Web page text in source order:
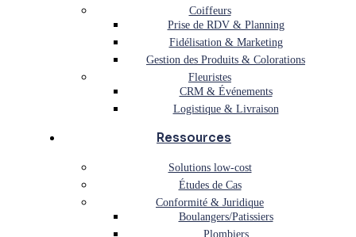
Coiffeurs
Prise de RDV & Planning
Fidélisation & Marketing
Gestion des Produits & Colorations
Fleuristes
CRM & Événements
Logistique & Livraison
Ressources
Solutions low-cost
Études de Cas
Conformité & Juridique
Boulangers/Patissiers
Plombiers